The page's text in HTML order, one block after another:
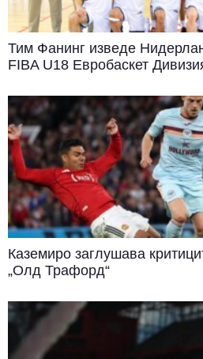
Тим Фанинг изведе
FIBA U18 Евробаскет
Каземиро заглушава
„Олд Трафорд“